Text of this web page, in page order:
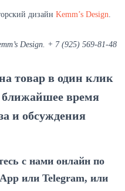
дизайн Kemm’s Design.
Design. + 7 (925) 569-81-48
товар в один клик
время
и обсуждения
с нами онлайн по
или Telegram, или